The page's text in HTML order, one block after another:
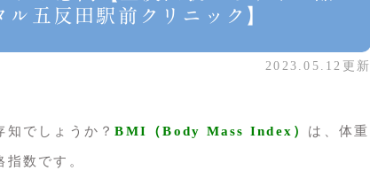
五反田駅前クリニック】
2023.05.12更新
知でしょうか？BMI（Body Mass Index） は、体重
数です。